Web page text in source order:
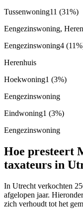
Tussenwoning11 (31%)
Eengezinswoning,
Eengezinswoning4
Herenhuis
Hoekwoning1 (3%)
Eengezinswoning
Eindwoning1 (3%)
Eengezinswoning
Hoe presteert
taxateurs in
In Utrecht verkochten
afgelopen jaar.
zich verhoudt tot het